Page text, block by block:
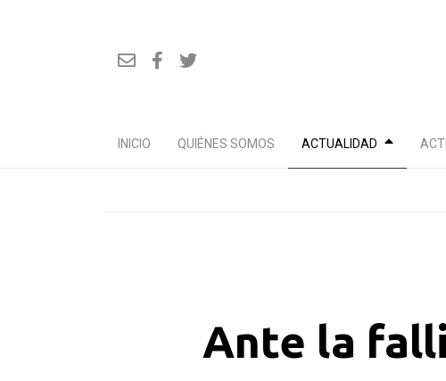
INICIO QUIÉNES SOMOS ACTUALIDAD
Ante la